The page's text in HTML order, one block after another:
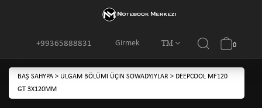
Girmek TM
+99365888831 0
BAŞ SAHYPA > ULGAM BÖLÜMI ÜÇIN SOWADYJYLAR > DEEPCOOL MF120
GT 3X120MM